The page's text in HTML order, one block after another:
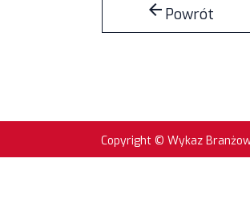
arrow_back Powrót
Copyright © Wykaz